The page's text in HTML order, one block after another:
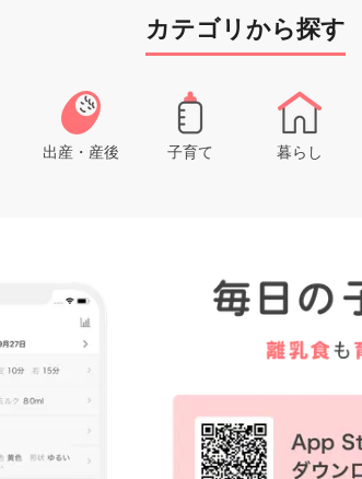
カテゴリから探す
出産・産後 子育て 暮らし